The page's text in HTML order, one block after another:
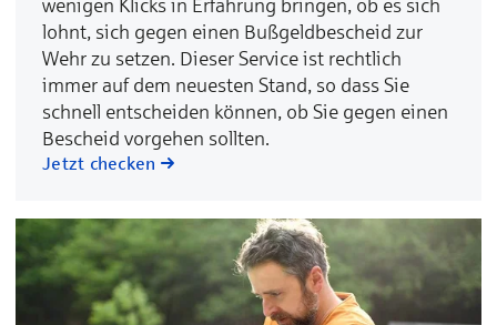
wenigen Klicks in Erfahrung bringen, ob es sich
lohnt, sich gegen einen Bußgeldbescheid zur
Wehr zu setzen. Dieser Service ist rechtlich
immer auf dem neuesten Stand, so dass Sie
schnell entscheiden können, ob Sie gegen einen
Bescheid vorgehen sollten.
Jetzt checken